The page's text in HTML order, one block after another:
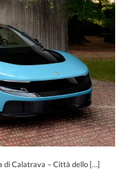
di Calatrava – Città dello […]